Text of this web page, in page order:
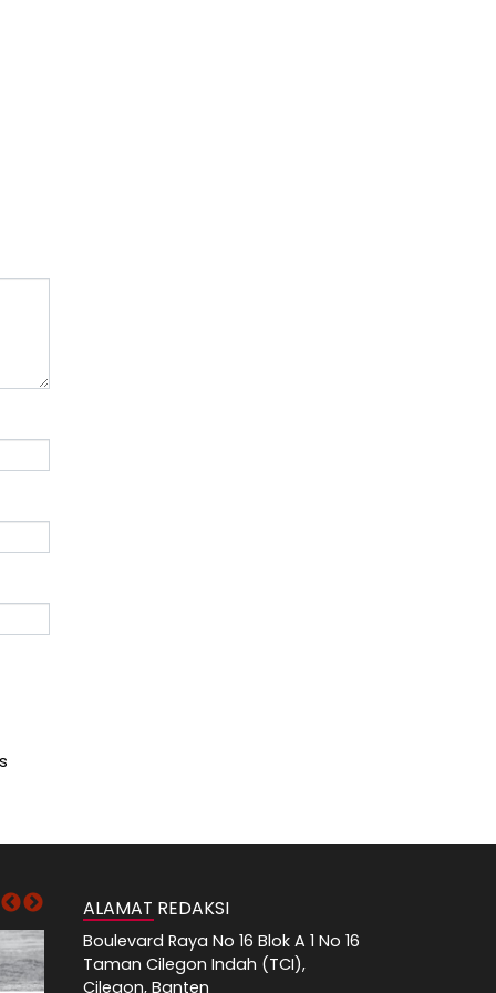
ALAMAT REDAKSI
Boulevard Raya No 16 Blok A 1 No 16
Taman Cilegon Indah (TCI),
Cilegon, Banten